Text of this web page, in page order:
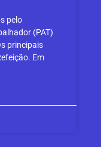
pelo
(PAT)
principais
Em